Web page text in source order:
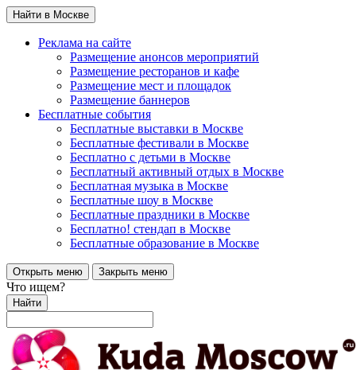
Найти в Москве
Реклама на сайте
Размещение анонсов мероприятий
Размещение ресторанов и кафе
Размещение мест и площадок
Размещение баннеров
Бесплатные события
Бесплатные выставки в Москве
Бесплатные фестивали в Москве
Бесплатно с детьми в Москве
Бесплатный активный отдых в Москве
Бесплатная музыка в Москве
Бесплатные шоу в Москве
Бесплатные праздники в Москве
Бесплатно! стендап в Москве
Бесплатные образование в Москве
Открыть меню Закрыть меню
Что ищем?
Найти